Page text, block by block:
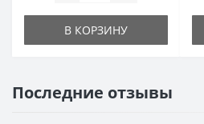
В КОРЗИНУ
Последние отзывы